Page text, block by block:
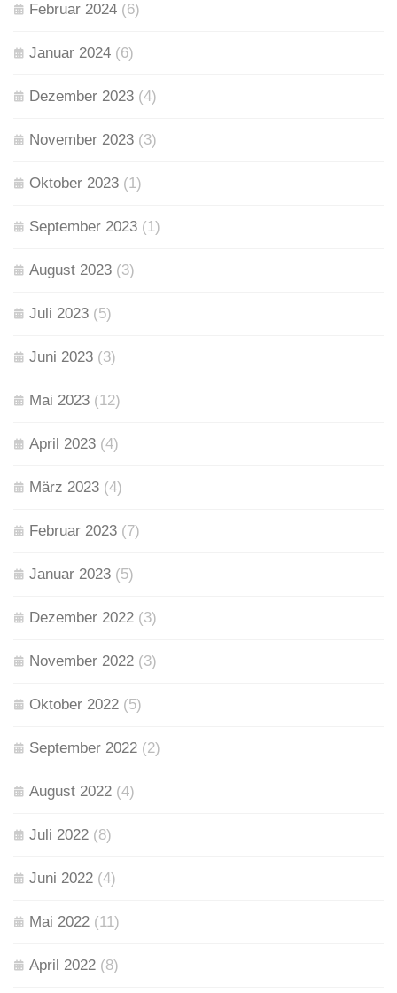
Februar 2024 (6)
Januar 2024 (6)
Dezember 2023 (4)
November 2023 (3)
Oktober 2023 (1)
September 2023 (1)
August 2023 (3)
Juli 2023 (5)
Juni 2023 (3)
Mai 2023 (12)
April 2023 (4)
März 2023 (4)
Februar 2023 (7)
Januar 2023 (5)
Dezember 2022 (3)
November 2022 (3)
Oktober 2022 (5)
September 2022 (2)
August 2022 (4)
Juli 2022 (8)
Juni 2022 (4)
Mai 2022 (11)
April 2022 (8)